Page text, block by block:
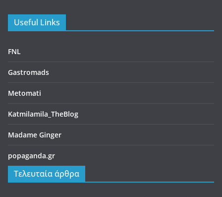
Useful Links
FNL
Gastromads
Metomati
Katmilamila_TheBlog
Madame Ginger
popaganda.gr
Τελευταία άρθρα